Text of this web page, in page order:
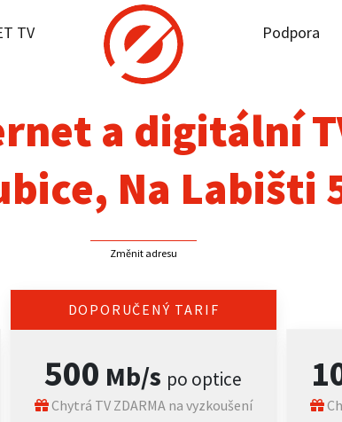
TV Podpora
a digitální
Na Labišti
Změnit adresu
DOPORUČENÝ TARIF
500 Mb/s po optice
Chytrá TV ZDARMA na vyzkoušení